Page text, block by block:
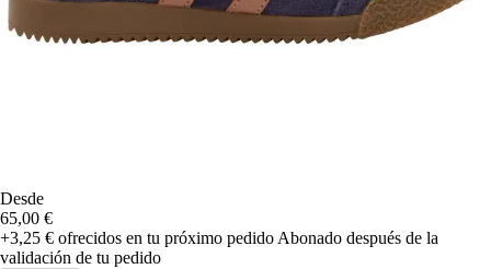
Desde
65,00 €
+3,25 € ofrecidos en tu próximo pedido Abonado después de la
validación de tu pedido